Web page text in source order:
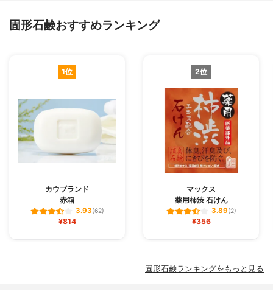
固形石鹸おすすめランキング
1位
カウブランド
赤箱
3.93(62)
¥814
2位
マックス
薬用柿渋 石けん
3.89(2)
¥356
固形石鹸ランキングをもっと見る